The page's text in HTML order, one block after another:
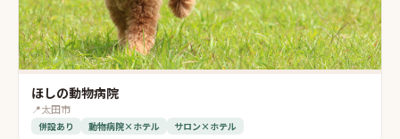
ほしの動物病院
📍太田市
併設あり 動物病院×ホテル サロン×ホテル